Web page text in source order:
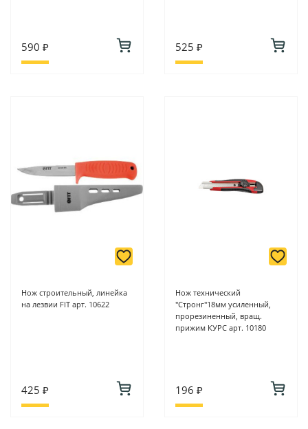
590 ₽ 525 ₽
Нож строительный, линейка
на лезвии FIT арт. 10622
425 ₽
Нож технический
"Стронг"18мм усиленный,
прорезиненный, вращ.
прижим КУРС арт. 10180
196 ₽